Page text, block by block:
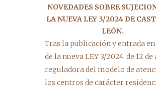
NOVEDADES SOBRE
LA NUEVA LEY 3/2024 DE
LEÓN.
Tras la publicación y entrada
de la nueva LEY 3/2024, de 12
reguladora del modelo de
los centros de carácter